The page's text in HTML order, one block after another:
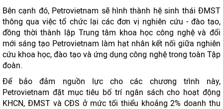
Bên cạnh đó, Petrovietnam sẽ hình thành hệ sinh thái ĐMST
thông qua việc tổ chức lại các đơn vị nghiên cứu - đào tạo,
đồng thời thành lập Trung tâm khoa học công nghệ và đổi
mới sáng tạo Petrovietnam làm hạt nhân kết nối giữa nghiên
cứu khoa học, đào tạo và ứng dụng công nghệ trong toàn Tập
đoàn.
Để bảo đảm nguồn lực cho các chương trình này,
Petrovietnam đặt mục tiêu bố trí ngân sách cho hoạt động
KHCN, ĐMST và CĐS ở mức tối thiểu khoảng 2% doanh thu